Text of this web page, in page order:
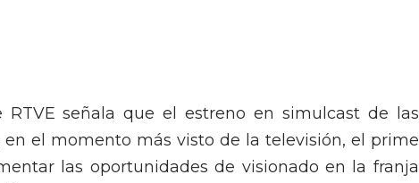
RTVE señala que el estreno en simulcast de las
en el momento más visto de la televisión, el prime
las oportunidades de visionado en la franja